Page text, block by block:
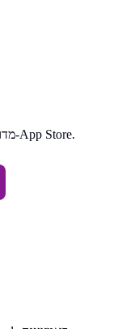
מדורגים 4.8/5 מבוסס על 450+ ביקורות ב-App Store.